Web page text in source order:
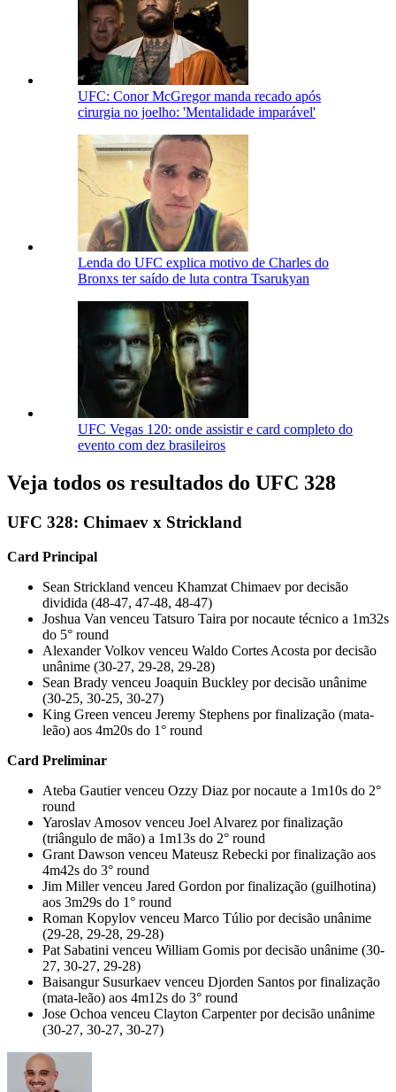
UFC: Conor McGregor manda recado após
cirurgia no joelho: 'Mentalidade imparável'
Lenda do UFC explica motivo de Charles do
Bronxs ter saído de luta contra Tsarukyan
UFC Vegas 120: onde assistir e card completo do
evento com dez brasileiros
Veja todos os resultados do UFC 328
UFC 328: Chimaev x Strickland
Card Principal
Sean Strickland venceu Khamzat Chimaev por decisão
dividida (48-47, 47-48, 48-47)
Joshua Van venceu Tatsuro Taira por nocaute técnico a 1m32s
do 5° round
Alexander Volkov venceu Waldo Cortes Acosta por decisão
unânime (30-27, 29-28, 29-28)
Sean Brady venceu Joaquin Buckley por decisão unânime
(30-25, 30-25, 30-27)
King Green venceu Jeremy Stephens por finalização (mata-
leão) aos 4m20s do 1° round
Card Preliminar
Ateba Gautier venceu Ozzy Diaz por nocaute a 1m10s do 2°
round
Yaroslav Amosov venceu Joel Alvarez por finalização
(triângulo de mão) a 1m13s do 2° round
Grant Dawson venceu Mateusz Rebecki por finalização aos
4m42s do 3° round
Jim Miller venceu Jared Gordon por finalização (guilhotina)
aos 3m29s do 1° round
Roman Kopylov venceu Marco Túlio por decisão unânime
(29-28, 29-28, 29-28)
Pat Sabatini venceu William Gomis por decisão unânime (30-
27, 30-27, 29-28)
Baisangur Susurkaev venceu Djorden Santos por finalização
(mata-leão) aos 4m12s do 3° round
Jose Ochoa venceu Clayton Carpenter por decisão unânime
(30-27, 30-27, 30-27)